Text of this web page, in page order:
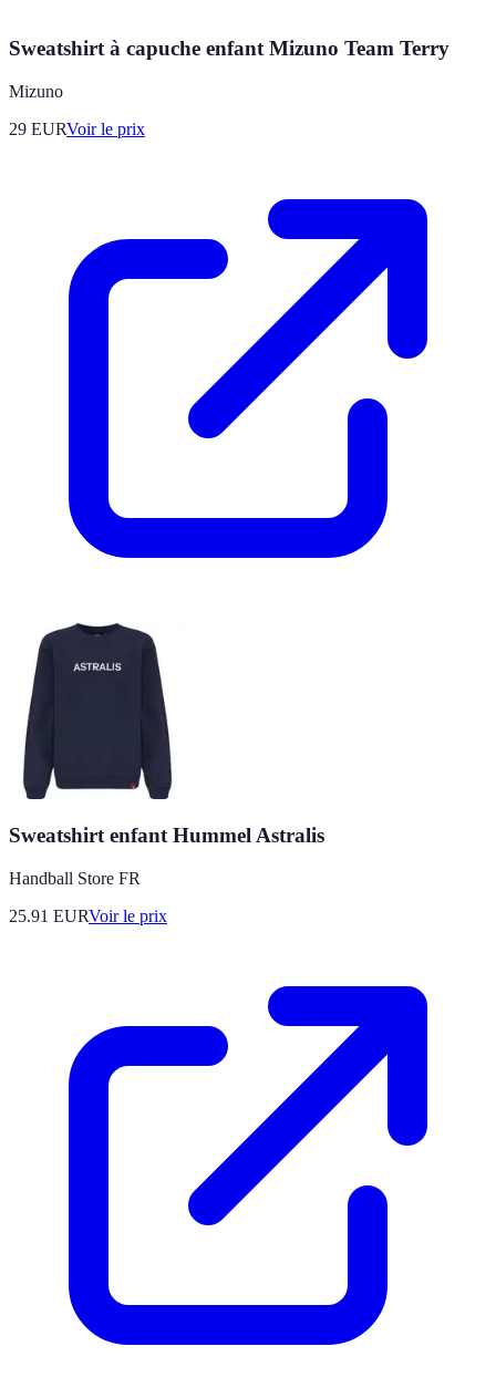
Sweatshirt à capuche enfant Mizuno Team Terry
Mizuno
29 EURVoir le prix
Sweatshirt enfant Hummel Astralis
Handball Store FR
25.91 EURVoir le prix